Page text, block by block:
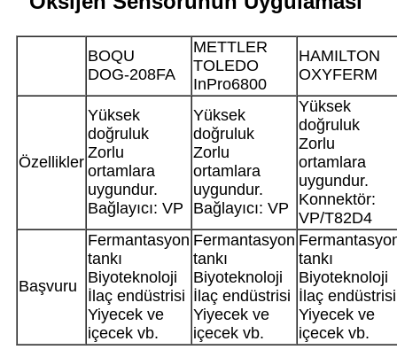
BOQU
DOG-208FA
METTLER
TOLEDO
InPro6800
HAMILTON
OXYFERM
Özellikler
Yüksek
doğruluk
Zorlu
ortamlara
uygundur.
Bağlayıcı: VP
Yüksek
doğruluk
Zorlu
ortamlara
uygundur.
Bağlayıcı: VP
Yüksek
doğruluk
Zorlu
ortamlara
uygundur.
Konnektör:
VP/T82D4
Başvuru
Fermantasyon
tankı
Biyoteknoloji
İlaç endüstrisi
Yiyecek ve
içecek vb.
Fermantasyon
tankı
Biyoteknoloji
İlaç endüstrisi
Yiyecek ve
içecek vb.
tankı
Biyoteknoloji
İlaç endüstrisi
Yiyecek ve
içecek vb.